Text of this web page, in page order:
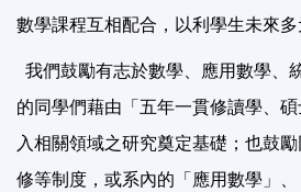
數學課程互相配合，以利學生未來多
我們鼓勵有志於數學、應用數學、
的同學們藉由「五年一貫修讀學、
入相關領域之研究奠定基礎；也鼓
修等制度，或系內的「應用數學」